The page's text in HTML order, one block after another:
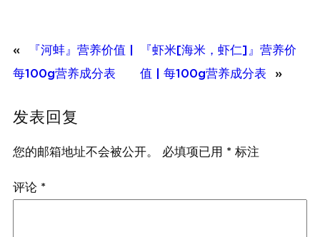
«
『河蚌』营养价值 |
每100g营养成分表
『虾米[海米，虾仁]』营养价
值 | 每100g营养成分表
»
发表回复
您的邮箱地址不会被公开。 必填项已用 * 标注
评论 *